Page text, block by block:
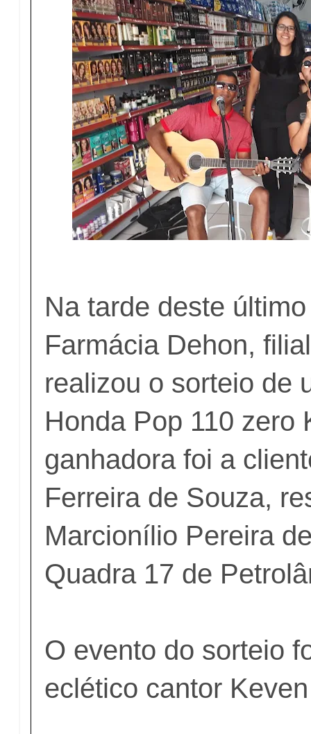
Na tarde deste
Farmácia Dehon,
realizou o sorteio de
Honda Pop 110 zero
ganhadora foi a
Ferreira de Souza,
Marcionílio Pereira
Quadra 17 de
O evento do sorteio
eclético cantor